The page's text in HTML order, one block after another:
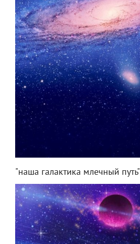
"наша галактика млечный путь"